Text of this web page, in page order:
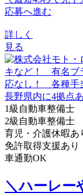
応募へ進む
詳しく
見る
1級自動車整備士
2級自動車整備士
育児・介護休暇あ
免許取得支援あり
車通勤OK
＼ハーレー